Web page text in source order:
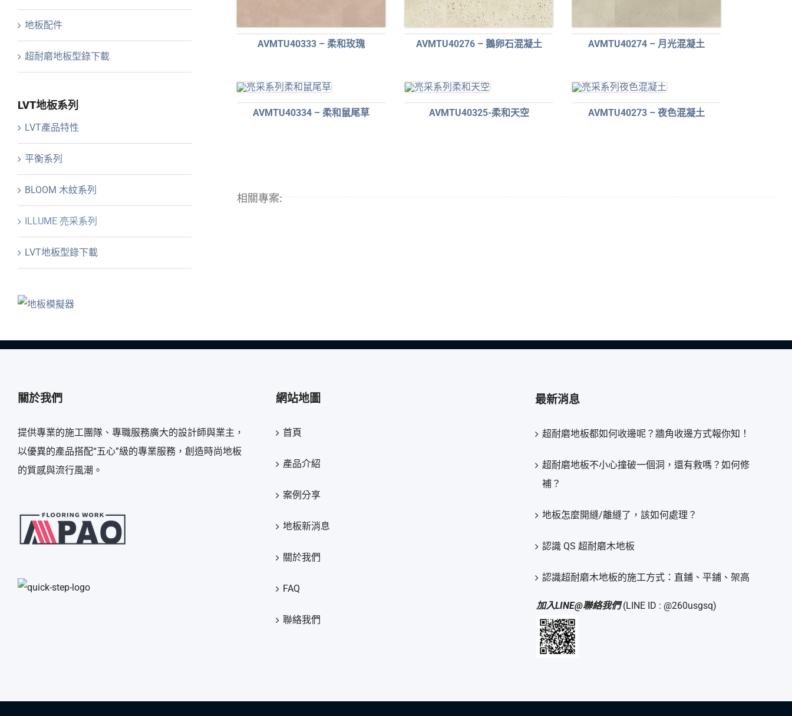
AVMTU40333 – 柔和玫瑰 AVMTU40276 – 鵝卵石混凝土 AVMTU40274 – 月光混凝土
AVMTU40334 – 柔和鼠尾草 AVMTU40325-柔和天空 AVMTU40273 – 夜色混凝土
相關專案:
地板配件
超耐磨地板型錄下載
LVT地板系列
LVT產品特性
平衡系列
BLOOM 木紋系列
ILLUME 亮采系列
LVT地板型錄下載
關於我們
提供專業的施工團隊、專職服務廣大的設計師與業主，
以優異的產品搭配“五心”級的專業服務，創造時尚地板
的質感與流行風潮。
網站地圖
首頁
產品介紹
案例分享
地板新消息
關於我們
FAQ
聯絡我們
最新消息
超耐磨地板都如何收邊呢？牆角收邊方式報你知！
超耐磨地板不小心撞破一個洞，還有救嗎？如何修
補？
地板怎麼開縫/離縫了，該如何處理？
認識 QS 超耐磨木地板
認識超耐磨木地板的施工方式：直鋪、平鋪、架高
加入LINE@聯絡我們(LINE ID : @260usgsq)